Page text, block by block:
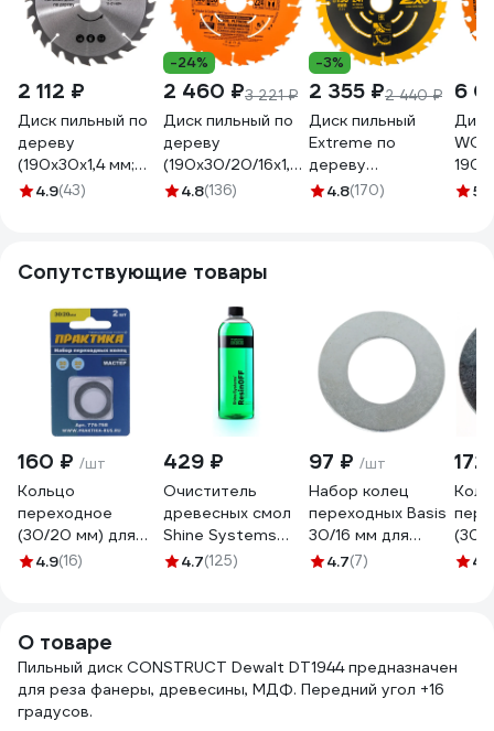
2 112 ₽
Диск пильный по
дереву
(190х30х1,4 мм;
24Z) Inforce 11-01-
4.9(43)
-24%
2 460 ₽3 221 ₽
Диск пильный по
дереву
(190х30/20/16х1,7/1,1
мм; Z24) CMT
4.8(136)
-3%
2 355 ₽2 440 ₽
Диск пильный
Extreme по
дереву
(190х30х1,65 мм;
4.8(170)
6
ATB
5
Сопутствующие товары
160 ₽ /шт
Кольцо
переходное
(30/20 мм) для
дисков ПРАКТИКА
4.9(16)
429 ₽
Очиститель
древесных смол
Shine Systems
ResinOFF 750 мл
4.7(125)
97 ₽ /шт
Набор колец
переходных Basis
30/16 мм для
дисков, толщина
4.7(7)
(30/
4.8
О товаре
Пильный диск CONSTRUCT Dewalt DT1944 предназначен
для реза фанеры, древесины, МДФ. Передний угол +16
градусов.